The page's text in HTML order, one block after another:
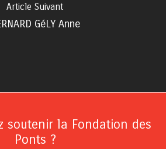
Article Suivant
GéLY Anne
soutenir la Fondation des
Ponts ?